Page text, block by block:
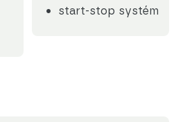
start-stop systém